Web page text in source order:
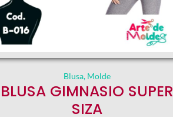
Blusa, Molde
BLUSA GIMNASIO SUPER
SIZA